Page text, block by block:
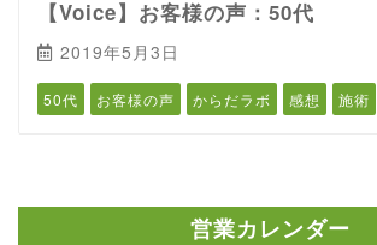
【Voice】お客様の声：50代
2019年5月3日
50代 お客様の声 からだラボ 感想 施術
営業カレンダー